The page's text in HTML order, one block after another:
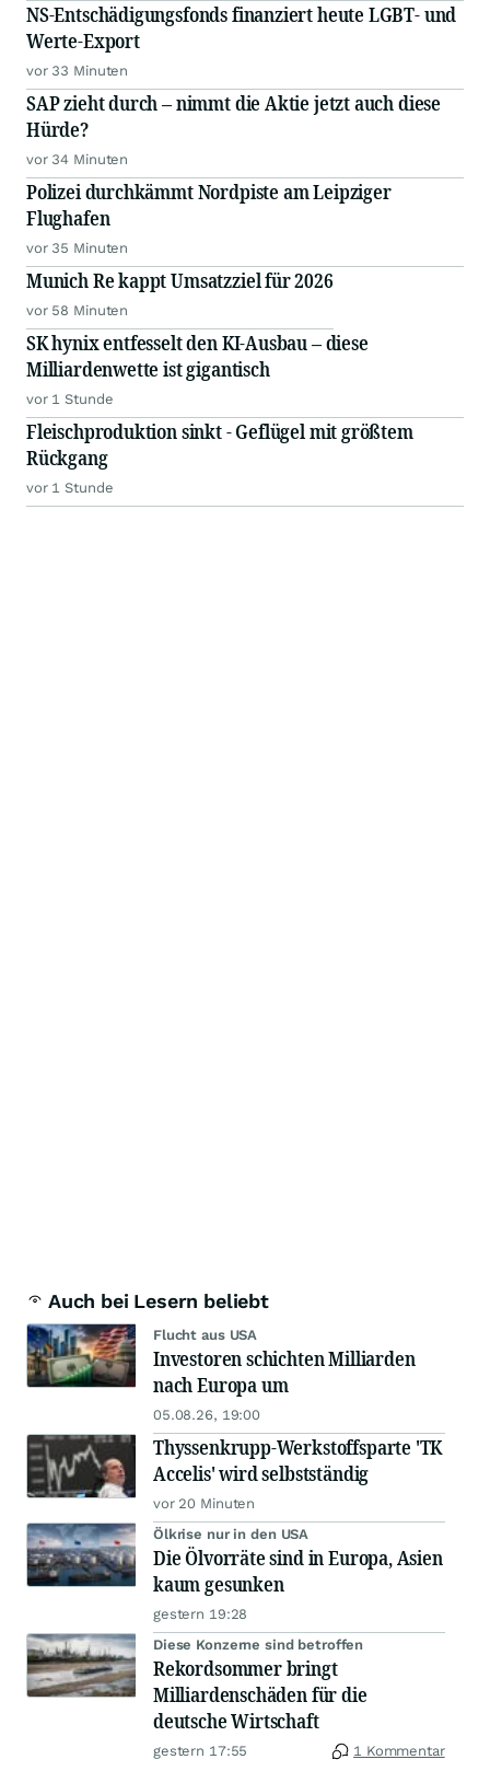
NS-Entschädigungsfonds finanziert heute LGBT- und
Werte-Export
vor 33 Minuten
SAP zieht durch – nimmt die Aktie jetzt auch diese
Hürde?
vor 34 Minuten
Polizei durchkämmt Nordpiste am Leipziger
Flughafen
vor 35 Minuten
Munich Re kappt Umsatzziel für 2026
vor 58 Minuten
SK hynix entfesselt den KI-Ausbau – diese
Milliardenwette ist gigantisch
vor 1 Stunde
Fleischproduktion sinkt - Geflügel mit größtem
Rückgang
vor 1 Stunde
Auch bei Lesern beliebt
Flucht aus USA
Investoren schichten Milliarden
nach Europa um
05.08.26, 19:00
Thyssenkrupp-Werkstoffsparte 'TK
Accelis' wird selbstständig
vor 20 Minuten
Ölkrise nur in den USA
Die Ölvorräte sind in Europa, Asien
kaum gesunken
gestern 19:28
Diese Konzerne sind betroffen
Rekordsommer bringt
Milliardenschäden für die
deutsche Wirtschaft
gestern 17:55 1 Kommentar